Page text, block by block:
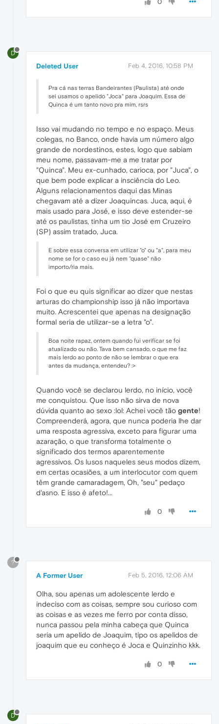
0
D
Deleted User Feb 4, 2016, 10:58 PM
Pra cá nas terras Bandeirantes (Paulista) até onde
sei usamos o apelido "Joca" para Joaquim. Essa de
Quinca é um tanto novo pra mim, rsrs
Isso vai mudando no tempo e no espaço. Meus
colegas, no Banco, onde havia um número algo
grande de nordestinos, estes, logo que sabiam
meu nome, passavam-me a me tratar por
"Quinca". Meu ex-cunhado, carioca, por "Juca", o
que bem pode explicar a insciência do Leo.
Alguns relacionamentos daqui das Minas
chegavam até a dizer Joaquincas. Juca, aqui, é
mais usado para José, e isso deve estender-se
até os paulistas, tinha um tio José em Cruzeiro
(SP) assim tratado, Juca.
E sobre essa conversa em utilizar "o" ou "a", para meu
nome se for o caso eu já nem "quase" não
importo/ria mais.
Foi o que eu quis significar ao dizer que nestas
arturas do championship isso já não importava
muito. Acrescentei que apenas na designação
formal seria de utilizar-se a letra "o".
Boa noite rapaz, ontem quando fui verificar se foi
atualizado ou não. Tava bem cansado, o que me faz
mais lerdo ao ponto de não se lembrar o que era
antes da mudança, entendeu? :>
Quando você se declarou lerdo, no início, você
me conquistou. Que isso não sirva de nova
dúvida quanto ao sexo :lol: Achei você tão gente!
Compreenderá, agora, que nunca poderia lhe dar
uma resposta agressiva, exceto para figurar uma
azaração, o que transforma totalmente o
significado dos termos aparentemente
agressivos. Os lusos naqueles seus modos dizem,
em certas ocasiões, a um interlocutor com quem
têm grande camaradagem, Oh, "seu" pedaço
d'asno. E isso é afeto!...
0
?
A Former User Feb 5, 2016, 12:06 AM
Olha, sou apenas um adolescente lerdo e
indeciso com as coisas, sempre sou curioso com
as coisas e as vezes me ferro por conta disso,
nunca passou pela minha cabeça que Quinca
seria um apelido de Joaquim, tipo os apelidos de
joaquim que eu conheço é Joca e Quinzinho kkk.
0
D